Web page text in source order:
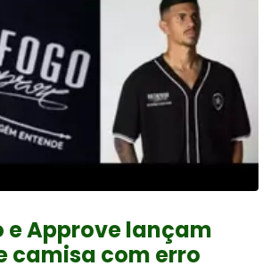
e Approve lançam
camisa com erro